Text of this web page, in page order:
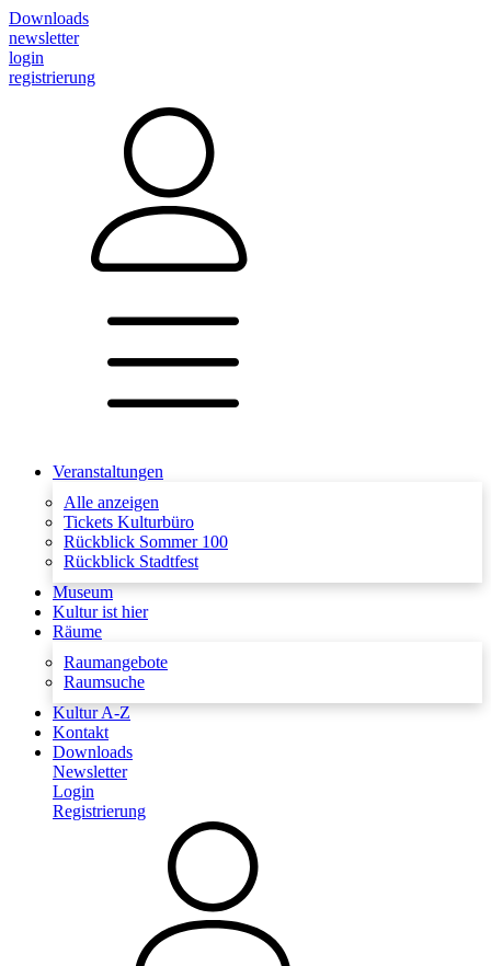
Downloads
newsletter
login
registrierung
Veranstaltungen
Alle anzeigen
Tickets Kulturbüro
Rückblick Sommer 100
Rückblick Stadtfest
Museum
Kultur ist hier
Räume
Raumangebote
Raumsuche
Kultur A-Z
Kontakt
Downloads
Newsletter
Login
Registrierung